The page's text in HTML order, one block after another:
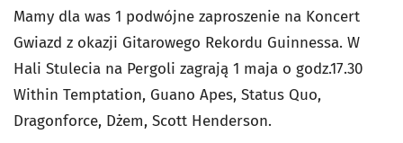
Mamy dla was 1 podwójne zaproszenie na Koncert
Gwiazd z okazji Gitarowego Rekordu Guinnessa. W
Hali Stulecia na Pergoli zagrają 1 maja o godz.17.30
Within Temptation, Guano Apes, Status Quo,
Dragonforce, Dżem, Scott Henderson.